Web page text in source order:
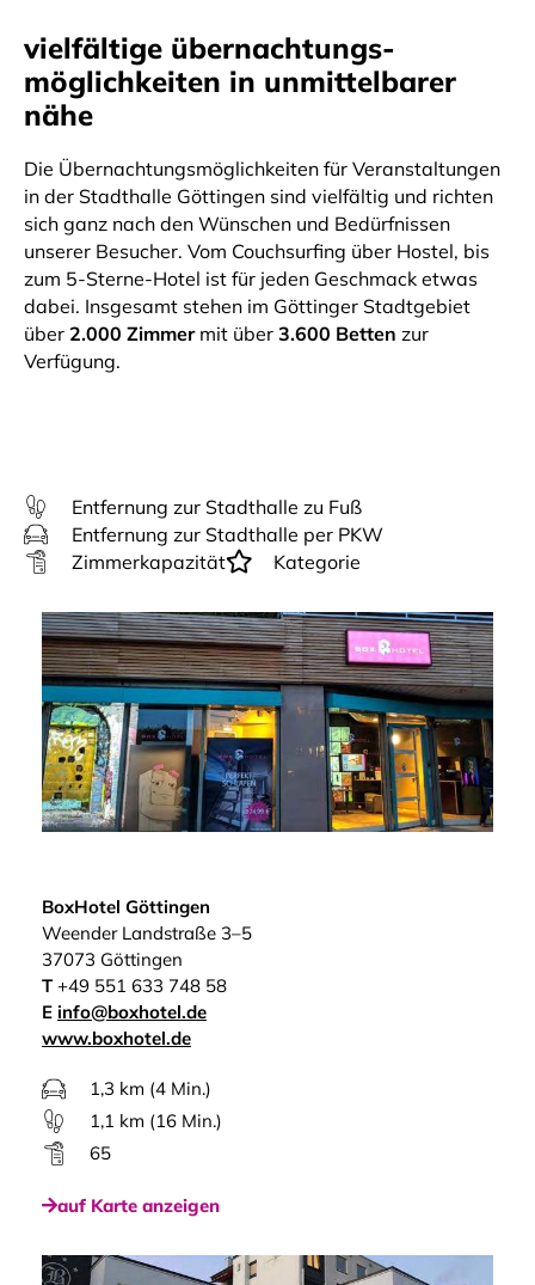
vielfältige übernachtungs-
möglichkeiten in unmittelbarer
nähe
Die Übernachtungsmöglichkeiten für Veranstaltungen
in der Stadthalle Göttingen sind vielfältig und richten
sich ganz nach den Wünschen und Bedürfnissen
unserer Besucher. Vom Couchsurfing über Hostel, bis
zum 5-Sterne-Hotel ist für jeden Geschmack etwas
dabei. Insgesamt stehen im Göttinger Stadtgebiet
über 2.000 Zimmermit über 3.600 Betten zur
Verfügung.
Entfernung zur Stadthalle zu Fuß
Entfernung zur Stadthalle per PKW
Zimmerkapazität
Kategorie
BoxHotel Göttingen
Weender Landstraße 3–5
37073 Göttingen
T+49 551 633 748 58
E info@boxhotel.de
www.boxhotel.de
1,3 km (4 Min.)
1,1 km (16 Min.)
65
auf Karte anzeigen